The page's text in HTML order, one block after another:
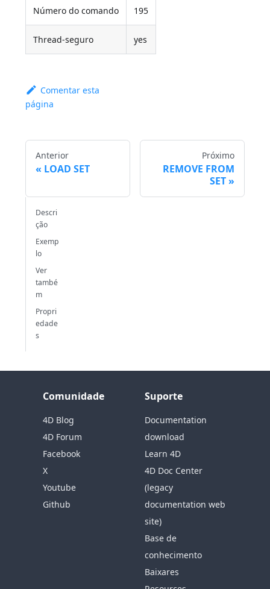
Número do comando 195
Thread-seguro yes
Comentar esta
página
Anterior
LOAD SET
Próximo
REMOVE FROM
SET
Descri
ção
Exemp
lo
Ver
també
m
Propri
edade
s
Comunidade
4D Blog
4D Forum
Facebook
X
Youtube
Github
Suporte
Documentation
download
Learn 4D
4D Doc Center
(legacy
documentation web
site)
Base de
conhecimento
Baixares